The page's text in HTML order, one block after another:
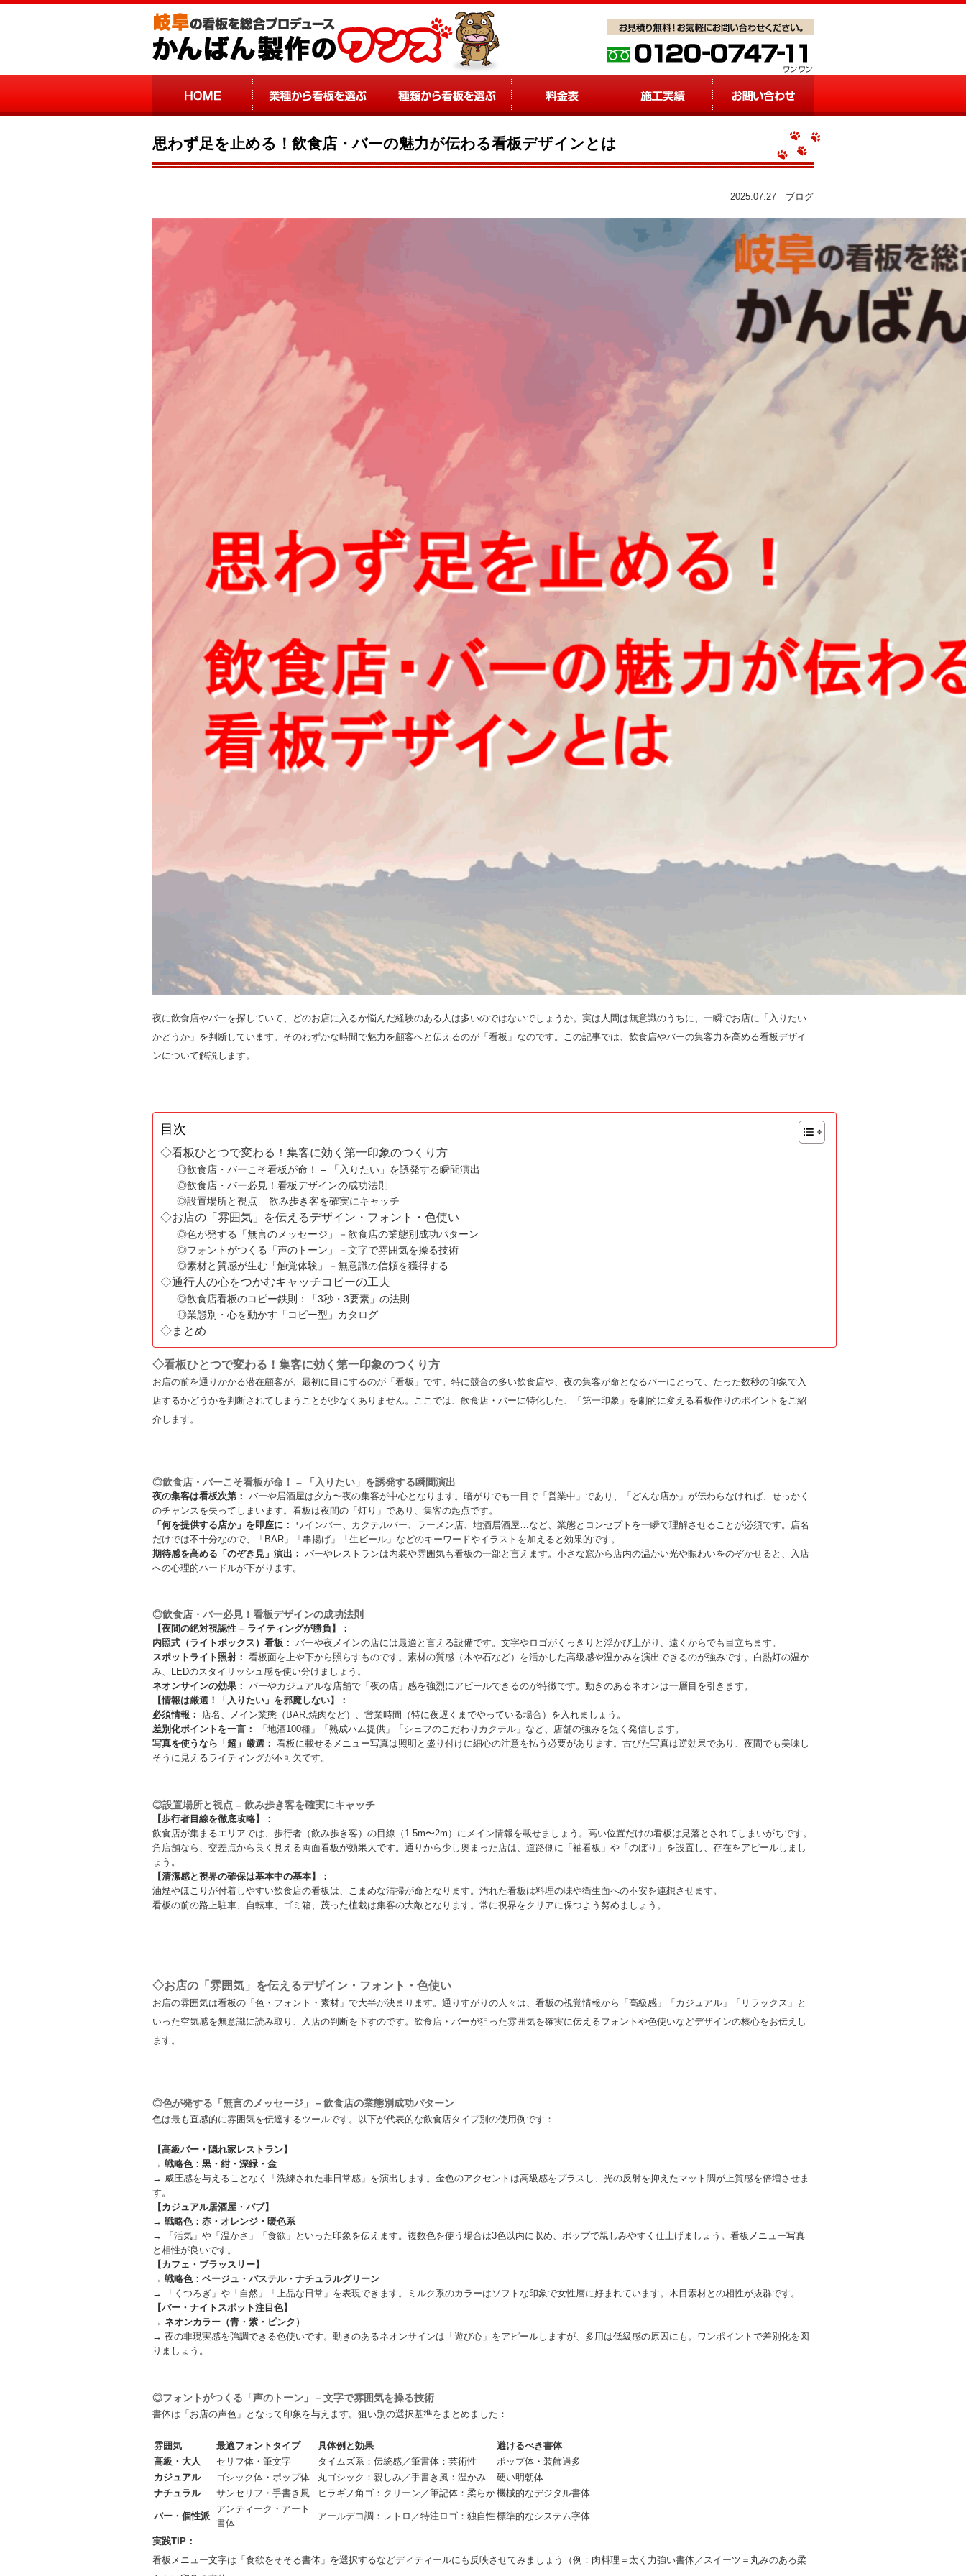
思わず足を止める！飲食店・バーの魅力が伝わる看板デザインとは
2025.07.27｜ブログ
夜に飲食店やバーを探していて、どのお店に入るか悩んだ経験のある人は多いのではないでしょうか。実は人間は無意識のうちに、一瞬でお店に「入りたい
かどうか」を判断しています。そのわずかな時間で魅力を顧客へと伝えるのが「看板」なのです。この記事では、飲食店やバーの集客力を高める看板デザイ
ンについて解説します。
目次
◇看板ひとつで変わる！集客に効く第一印象のつくり方
◎飲食店・バーこそ看板が命！ – 「入りたい」を誘発する瞬間演出
◎飲食店・バー必見！看板デザインの成功法則
◎設置場所と視点 – 飲み歩き客を確実にキャッチ
◇お店の「雰囲気」を伝えるデザイン・フォント・色使い
◎色が発する「無言のメッセージ」－飲食店の業態別成功パターン
◎フォントがつくる「声のトーン」－文字で雰囲気を操る技術
◎素材と質感が生む「触覚体験」－無意識の信頼を獲得する
◇通行人の心をつかむキャッチコピーの工夫
◎飲食店看板のコピー鉄則：「3秒・3要素」の法則
◎業態別・心を動かす「コピー型」カタログ
◇まとめ
◇看板ひとつで変わる！集客に効く第一印象のつくり方
お店の前を通りかかる潜在顧客が、最初に目にするのが「看板」です。特に競合の多い飲食店や、夜の集客が命となるバーにとって、たった数秒の印象で入
店するかどうかを判断されてしまうことが少なくありません。ここでは、飲食店・バーに特化した、「第一印象」を劇的に変える看板作りのポイントをご紹
介します。
◎飲食店・バーこそ看板が命！ – 「入りたい」を誘発する瞬間演出
夜の集客は看板次第： バーや居酒屋は夕方〜夜の集客が中心となります。暗がりでも一目で「営業中」であり、「どんな店か」が伝わらなければ、せっかく
のチャンスを失ってしまいます。看板は夜間の「灯り」であり、集客の起点です。
「何を提供する店か」を即座に：
ワインバー、カクテルバー、ラーメン店、地酒居酒屋…など、業態とコンセプトを一瞬で理解させることが必須です。店名
だけでは不十分なので、「BAR」「串揚げ」「生ビール」などのキーワードやイラストを加えると効果的です。
期待感を高める「のぞき見」演出： バーやレストランは内装や雰囲気も看板の一部と言えます。小さな窓から店内の温かい光や賑わいをのぞかせると、入店
への心理的ハードルが下がります。
◎飲食店・バー必見！看板デザインの成功法則
【夜間の絶対視認性 – ライティングが勝負】：
内照式（ライトボックス）看板： バーや夜メインの店には最適と言える設備です。文字やロゴがくっきりと浮かび上がり、遠くからでも目立ちます。
スポットライト照射： 看板面を上や下から照らすものです。素材の質感（木や石など）を活かした高級感や温かみを演出できるのが強みです。白熱灯の温か
み、LEDのスタイリッシュ感を使い分けましょう。
ネオンサインの効果： バーやカジュアルな店舗で「夜の店」感を強烈にアピールできるのが特徴です。動きのあるネオンは一層目を引きます。
【情報は厳選！「入りたい」を邪魔しない】：
必須情報：
店名、メイン業態（BAR,焼肉など）、営業時間（特に夜遅くまでやっている場合）を入れましょう。
差別化ポイントを一言：
「地酒100種」「熟成ハム提供」「シェフのこだわりカクテル」など、店舗の強みを短く発信します。
写真を使うなら「超」厳選： 看板に載せるメニュー写真は照明と盛り付けに細心の注意を払う必要があります。古びた写真は逆効果であり、夜間でも美味し
そうに見えるライティングが不可欠です。
◎設置場所と視点 – 飲み歩き客を確実にキャッチ
【歩行者目線を徹底攻略】：
飲食店が集まるエリアでは、歩行者（飲み歩き客）の目線（1.5m〜2m）にメイン情報を載せましょう。高い位置だけの看板は見落とされてしまいがちです。
角店舗なら、交差点から良く見える両面看板が効果大です。通りから少し奥まった店は、道路側に「袖看板」や「のぼり」を設置し、存在をアピールしまし
ょう。
【清潔感と視界の確保は基本中の基本】：
油煙やほこりが付着しやすい飲食店の看板は、こまめな清掃が命となります。汚れた看板は料理の味や衛生面への不安を連想させます。
看板の前の路上駐車、自転車、ゴミ箱、茂った植栽は集客の大敵となります。常に視界をクリアに保つよう努めましょう。
◇お店の「雰囲気」を伝えるデザイン・フォント・色使い
お店の雰囲気は看板の「色・フォント・素材」で大半が決まります。通りすがりの人々は、看板の視覚情報から「高級感」「カジュアル」「リラックス」と
いった空気感を無意識に読み取り、入店の判断を下すのです。飲食店・バーが狙った雰囲気を確実に伝えるフォントや色使いなどデザインの核心をお伝えし
ます。
◎色が発する「無言のメッセージ」－飲食店の業態別成功パターン
色は最も直感的に雰囲気を伝達するツールです。以下が代表的な飲食店タイプ別の使用例です：
【高級バー・隠れ家レストラン】
→ 戦略色：黒・紺・深緑・金
→ 威圧感を与えることなく「洗練された非日常感」を演出します。金色のアクセントは高級感をプラスし、光の反射を抑えたマット調が上質感を倍増させま
す。
【カジュアル居酒屋・パブ】
→ 戦略色：赤・オレンジ・暖色系
→ 「活気」や「温かさ」「食欲」といった印象を伝えます。複数色を使う場合は3色以内に収め、ポップで親しみやすく仕上げましょう。看板メニュー写真
と相性が良いです。
【カフェ・ブラッスリー】
→ 戦略色：ベージュ・パステル・ナチュラルグリーン
→ 「くつろぎ」や「自然」「上品な日常」を表現できます。ミルク系のカラーはソフトな印象で女性層に好まれています。木目素材との相性が抜群です。
【バー・ナイトスポット注目色】
→ ネオンカラー（青・紫・ピンク）
→ 夜の非現実感を強調できる色使いです。動きのあるネオンサインは「遊び心」をアピールしますが、多用は低級感の原因にも。ワンポイントで差別化を図
りましょう。
◎フォントがつくる「声のトーン」－文字で雰囲気を操る技術
書体は「お店の声色」となって印象を与えます。狙い別の選択基準をまとめました：
雰囲気 最適フォントタイプ 具体例と効果
避けるべき書体
高級・大人
セリフ体・筆文字 タイムズ系：伝統感／筆書体：芸術性
ポップ体・装飾過多
カジュアル
ゴシック体・ポップ体 丸ゴシック：親しみ／手書き風：温かみ
硬い明朝体
ナチュラル
サンセリフ・手書き風 ヒラギノ角ゴ：クリーン／筆記体：柔らか機械的なデジタル書体
バー・個性派
アンティーク・アート
書体
アールデコ調：レトロ／特注ロゴ：独自性 標準的なシステム字体
実践TIP：
看板メニュー文字は「食欲をそそる書体」を選択するなどディティールにも反映させてみましょう（例：肉料理＝太く力強い書体／スイーツ＝丸みのある柔